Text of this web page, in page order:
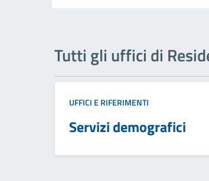
Tutti gli uffici di
UFFICI E RIFERIMENTI
Servizi demografici